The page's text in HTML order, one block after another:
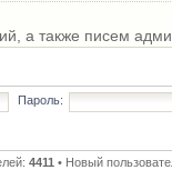
а также писем
Пароль:
4411 • Новый